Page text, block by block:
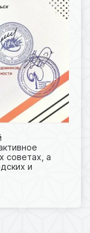
советах, а
и